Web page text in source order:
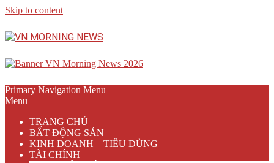
Skip to content
Primary Navigation Menu
Menu
TRANG CHỦ
BẤT ĐỘNG SẢN
KINH DOANH – TIÊU DÙNG
TÀI CHÍNH